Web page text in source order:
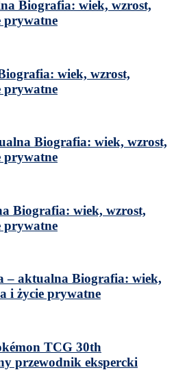
Biografia: wiek, wzrost,
prywatne
wiek, wzrost,
prywatne
Biografia: wiek, wzrost,
prywatne
Biografia: wiek, wzrost,
prywatne
– aktualna Biografia: wiek,
i życie prywatne
TCG 30th
przewodnik ekspercki